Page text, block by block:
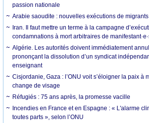
passion nationale
Arabie saoudite : nouvelles exécutions de
Iran. Il faut mettre un terme à la campagne
condamnations à mort arbitraires de
Algérie. Les autorités doivent immédiatement
prononçant la dissolution d’un syndicat
enseignant
Cisjordanie, Gaza : l’ONU voit s’éloigner la paix à
change de visage
Réfugiés : 75 ans après, la promesse vacille
Incendies en France et en Espagne : « L'alarme
toutes parts », selon l’ONU